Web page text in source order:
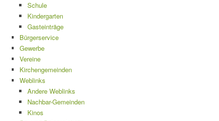
Schule
Kindergarten
Gasteinträge
Bürgerservice
Gewerbe
Vereine
Kirchengemeinden
Weblinks
Andere Weblinks
Nachbar-Gemeinden
Kinos